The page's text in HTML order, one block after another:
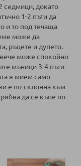
седмици, докато
1-2 пъти да
и то под течаща
може да
ръцете и дупето.
може спокойно
мъници 3-4 пъти
я мием само
е по-склонна към
да се къпе по-